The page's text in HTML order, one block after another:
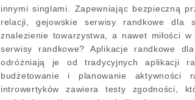
innymi singlami. Zapewniając bezpieczną
relacji, gejowskie serwisy randkowe dla
znalezienie towarzystwa, a nawet miłości
serwisy randkowe? Aplikacje randkowe
odróżniają je od tradycyjnych aplikacji
budżetowanie i planowanie aktywności
introwertyków zawiera testy zgodności,